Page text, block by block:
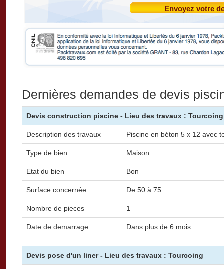
Envoyez votre
Dernières demandes de devis
Devis construction piscine - Lieu des travaux : Tourcoing
Description des travaux Piscine en béton 5 x 12 avec
Type de bien Maison
Etat du bien Bon
Surface concernée De 50 à 75
Nombre de pieces 1
Date de demarrage Dans plus de 6 mois
Devis pose d'un liner - Lieu des travaux : Tourcoing